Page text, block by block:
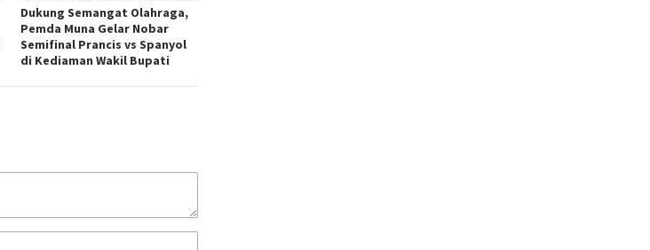
Dukung Semangat Olahraga,
Pemda Muna Gelar Nobar
Semifinal Prancis vs Spanyol
di Kediaman Wakil Bupati